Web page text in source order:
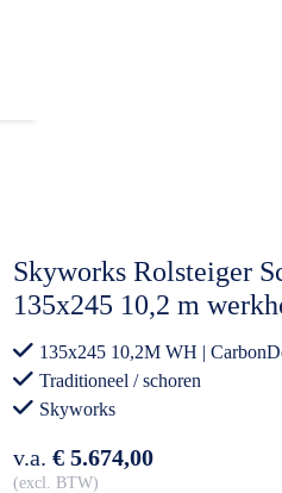
Skyworks Rolsteiger
135x245 10,2 m
CarbonDeck incl.
Steigeraanhanger
135x245 10,2M WH |
Traditioneel / schoren
Skyworks
v.a. € 5.674,00
excl. BTW